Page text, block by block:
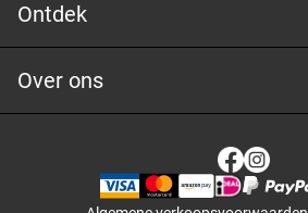
Ontdek
Over ons